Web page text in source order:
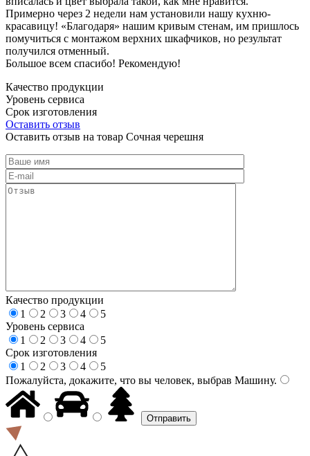
Примерно через 2 недели нам установили нашу кухню-
красавицу! «Благодаря» нашим кривым стенам, им пришлось
помучиться с монтажом верхних шкафчиков, но результат
получился отменный.
Большое всем спасибо! Рекомендую!
Качество продукции
Уровень сервиса
Срок изготовления
Оставить отзыв
Оставить отзыв на товар Сочная черешня
Качество продукции
1
2 3 4
5
Уровень сервиса
1
2 3 4
5
Срок изготовления
1
2 3 4
5
Пожалуйста, докажите, что вы человек, выбрав Машину.